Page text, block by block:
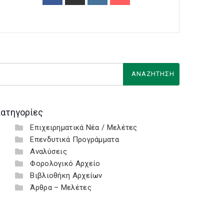
Επιχειρηματικά Νέα / Μελέτες
Επενδυτικά Προγράμματα
Αναλύσεις
Φορολογικό Αρχείο
Βιβλιοθήκη Αρχείων
Άρθρα – Μελέτες